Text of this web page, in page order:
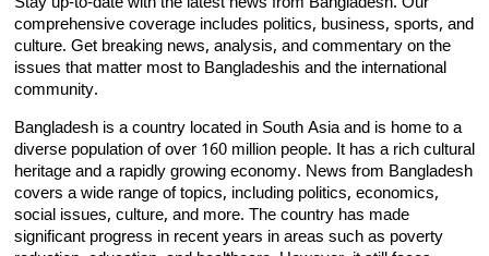
comprehensive coverage includes politics, business, sports, and
culture. Get breaking news, analysis, and commentary on the
issues that matter most to Bangladeshis and the international
community.
Bangladesh is a country located in South Asia and is home to a
diverse population of over 160 million people. It has a rich cultural
heritage and a rapidly growing economy. News from Bangladesh
covers a wide range of topics, including politics, economics,
social issues, culture, and more. The country has made
significant progress in recent years in areas such as poverty